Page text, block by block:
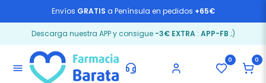
Envíos GRATIS a Península en pedidos +65€
Descarga nuestra APP y consigue -3€ EXTRA: APP-FB ;)
menu
0 0